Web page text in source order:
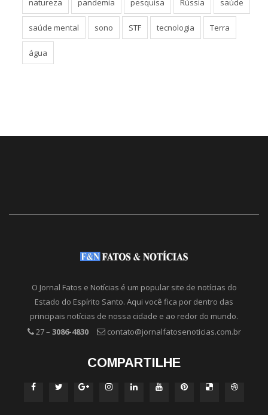
natureza pandemia pesquisa Rússia saúde
saúde mental sono STF tecnologia Terra
água
O Jornal Fatos e Notícias é um popular site de notícias do
Estado do Espírito Santo. Aqui você fica por dentro das
principais notícias de nossa cidade e ao redor do mundo.
27 – 3086-4830 contato@jornalfatosenoticias.com.br
COMPARTILHE